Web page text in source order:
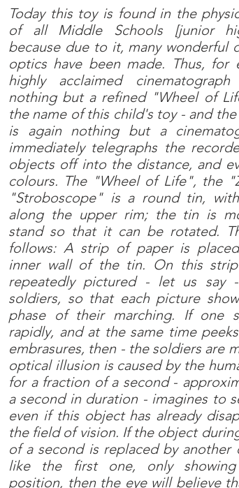
Today this toy is found in the
of all Middle Schools [junior
because due to it, many wonderful
optics have been made. Thus, for
highly acclaimed
nothing but a refined "Wheel of
the name of this child's toy - and
is again nothing but a
immediately telegraphs the
objects off into the distance, and
colours. The "Wheel of Life", the
"Stroboscope" is a round tin,
along the upper rim; the tin is
stand so that it can be rotated.
follows: A strip of paper is
inner wall of the tin. On this
repeatedly pictured - let us say
soldiers, so that each picture
phase of their marching. If one
rapidly, and at the same time
embrasures, then - the soldiers are
optical illusion is caused by the
for a fraction of a second -
a second in duration - imagines to
even if this object has already
the field of vision. If the object
of a second is replaced by another
like the first one, only
position, then the eye will believe